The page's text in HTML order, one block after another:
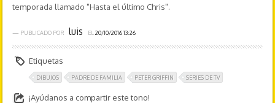
temporada llamado "Hasta el último Chris".
— PUBLICADO POR luis EL20/10/2016 13:26
Etiquetas
DIBUJOS PADRE DE FAMILIA PETER GRIFFIN SERIES DE TV
¡Ayúdanos a compartir este tono!